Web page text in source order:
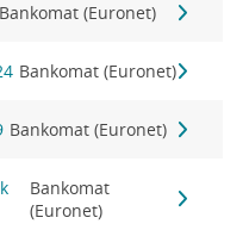
Bankomat (Euronet)
Bankomat (Euronet)
Bankomat (Euronet)
Bankomat
(Euronet)